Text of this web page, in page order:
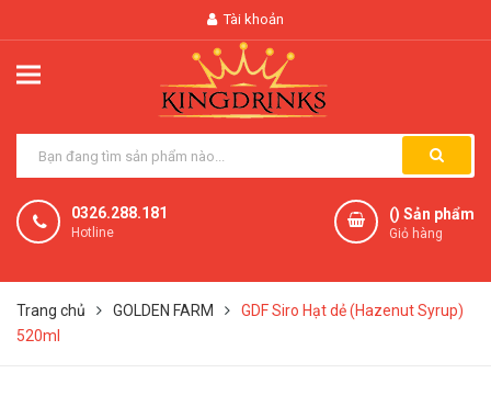
Tài khoản
0326.288.181
Hotline
() Sản phẩm
Giỏ hàng
Trang chủ GOLDEN FARM
GDF Siro Hạt dẻ (Hazenut Syrup)
520ml